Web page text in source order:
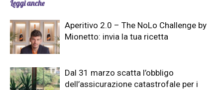
Leggi anche
Aperitivo 2.0 – The NoLo Challenge by
Mionetto: invia la tua ricetta
Dal 31 marzo scatta l’obbligo
dell’assicurazione catastrofale per i